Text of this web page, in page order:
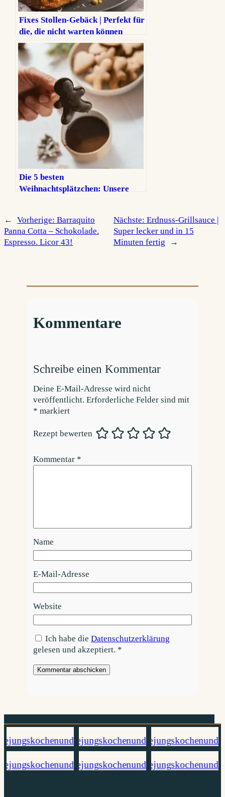
Fixes Stollen-Gebäck | Perfekt für
die, die nicht warten können
Die 5 besten
Weihnachtsplätzchen: Unsere
←
Vorherige: Barraquito
Panna Cotta – Schokolade.
Espresso. Licor 43!
Nächste: Erdnuss-Grillsauce |
Super lecker und in 15
Minuten fertig
→
Kommentare
Schreibe einen Kommentar
Deine E-Mail-Adresse wird nicht
veröffentlicht. Erforderliche Felder sind mit
* markiert
Rezept bewerten
Kommentar *
Name
E-Mail-Adresse
Website
Ich habe dieDatenschutzerklärung
gelesen und akzeptiert. *